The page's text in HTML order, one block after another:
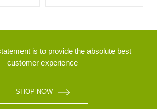
is to provide the absolute best
customer experience
SHOP NOW